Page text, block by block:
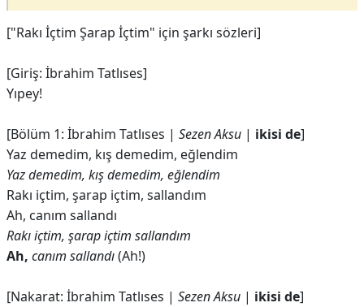
["Rakı İçtim Şarap İçtim" için şarkı sözleri]
[Giriş: İbrahim Tatlıses]
Yıpey!
[Bölüm 1: İbrahim Tatlıses | Sezen Aksu | ikisi de]
Yaz demedim, kış demedim, eğlendim
Yaz demedim, kış demedim, eğlendim
Rakı içtim, şarap içtim, sallandım
Ah, canım sallandı
Rakı içtim, şarap içtim sallandım
Ah, canım sallandı(Ah!)
[Nakarat: İbrahim Tatlıses | Sezen Aksu | ikisi de]